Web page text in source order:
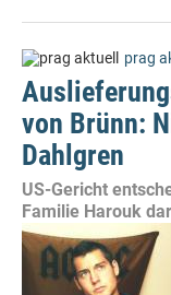
prag
von Brünn:
Dahlgren
US-Gericht
Familie Harouk